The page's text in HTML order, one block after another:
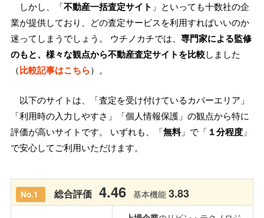
しかし、「不動産一括査定サイト 」といっても十数社の企
業が提供しており、どの査定サービスを利用すればいいのか
迷ってしまうでしょう。 ウチノカチでは、 専門家による監修
のもと、様々な観点から不動産査定サイトを比較しました
（比較記事はこちら）。
以下のサイトは、「査定を受け付けているカバーエリア」
「利用時の入力しやすさ」「個人情報保護」の観点から特に
評価が高いサイトです。 いずれも、「無料」で「 １分程度 」
で安心してご利用いただけます。